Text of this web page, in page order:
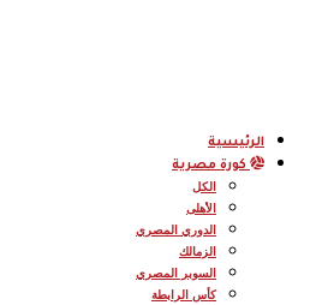
الرئيسية
كورة مصرية
الكل
الأهلى
الدوري المصري
الزمالك
السوبر المصري
كأس الرابطة